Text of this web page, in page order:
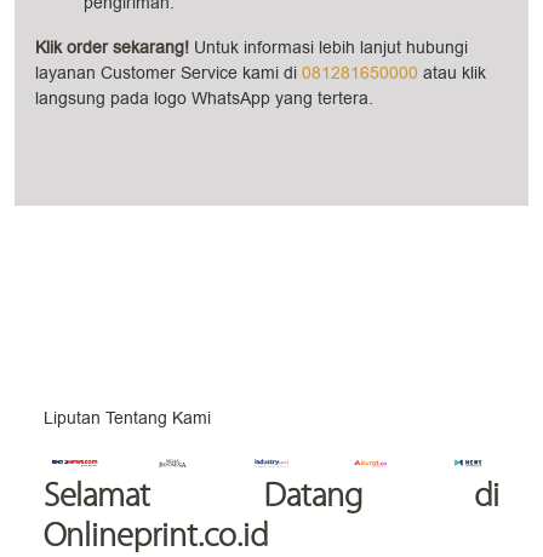
Klik order sekarang! Untuk informasi lebih lanjut hubungi
layanan Customer Service kami di 081281650000 atau klik
langsung pada logo WhatsApp yang tertera.
Liputan Tentang Kami
Selamat Datang di
Onlineprint.co.id